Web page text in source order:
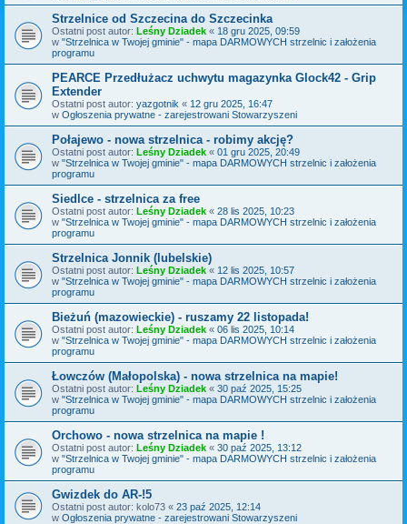
Strzelnice od Szczecina do Szczecinka
Ostatni post autor: Leśny Dziadek « 18 gru 2025, 09:59
w "Strzelnica w Twojej gminie" - mapa DARMOWYCH strzelnic i założenia
programu
PEARCE Przedłużacz uchwytu magazynka Glock42 - Grip
Extender
Ostatni post autor: yazgotnik « 12 gru 2025, 16:47
w Ogłoszenia prywatne - zarejestrowani Stowarzyszeni
Połajewo - nowa strzelnica - robimy akcję?
Ostatni post autor: Leśny Dziadek « 01 gru 2025, 20:49
w "Strzelnica w Twojej gminie" - mapa DARMOWYCH strzelnic i założenia
programu
Siedlce - strzelnica za free
Ostatni post autor: Leśny Dziadek « 28 lis 2025, 10:23
w "Strzelnica w Twojej gminie" - mapa DARMOWYCH strzelnic i założenia
programu
Strzelnica Jonnik (lubelskie)
Ostatni post autor: Leśny Dziadek « 12 lis 2025, 10:57
w "Strzelnica w Twojej gminie" - mapa DARMOWYCH strzelnic i założenia
programu
Bieżuń (mazowieckie) - ruszamy 22 listopada!
Ostatni post autor: Leśny Dziadek « 06 lis 2025, 10:14
w "Strzelnica w Twojej gminie" - mapa DARMOWYCH strzelnic i założenia
programu
Łowczów (Małopolska) - nowa strzelnica na mapie!
Ostatni post autor: Leśny Dziadek « 30 paź 2025, 15:25
w "Strzelnica w Twojej gminie" - mapa DARMOWYCH strzelnic i założenia
programu
Orchowo - nowa strzelnica na mapie !
Ostatni post autor: Leśny Dziadek « 30 paź 2025, 13:12
w "Strzelnica w Twojej gminie" - mapa DARMOWYCH strzelnic i założenia
programu
Gwizdek do AR-!5
Ostatni post autor: kolo73 « 23 paź 2025, 12:14
w Ogłoszenia prywatne - zarejestrowani Stowarzyszeni